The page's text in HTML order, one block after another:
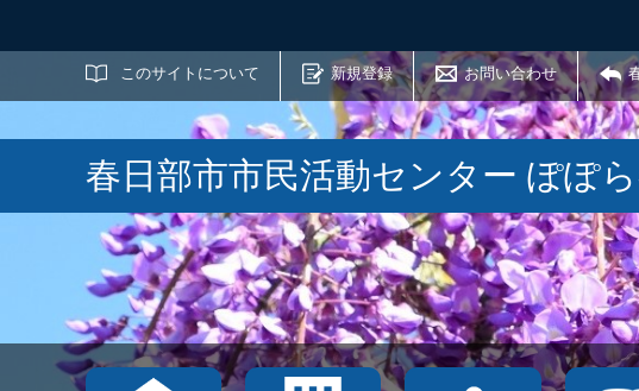
このサイトについて 新規登録 お問い合わせ
サイト内検索
春日部市市民活動センター ぽぽ